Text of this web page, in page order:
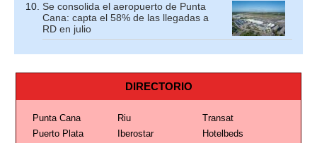
Se consolida el aeropuerto de Punta
Cana: capta el 58% de las llegadas a
RD en julio
DIRECTORIO
Punta Cana Riu
Transat
Puerto Plata
Iberostar
Hotelbeds